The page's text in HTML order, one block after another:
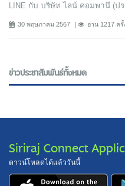
LINE กับ บริษัท ไลน์ คอมพานี (ป
30 พฤษภาคม 2567 อ่าน 1217 ครั้
ข่าวประชาสัมพันธ์ทั้งหมด
Siriraj Connect
ดาวน์โหลดได้แล้ววันนี้